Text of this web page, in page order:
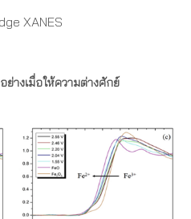
XANES
ย่างเมื่อให้ความต่างศักย์